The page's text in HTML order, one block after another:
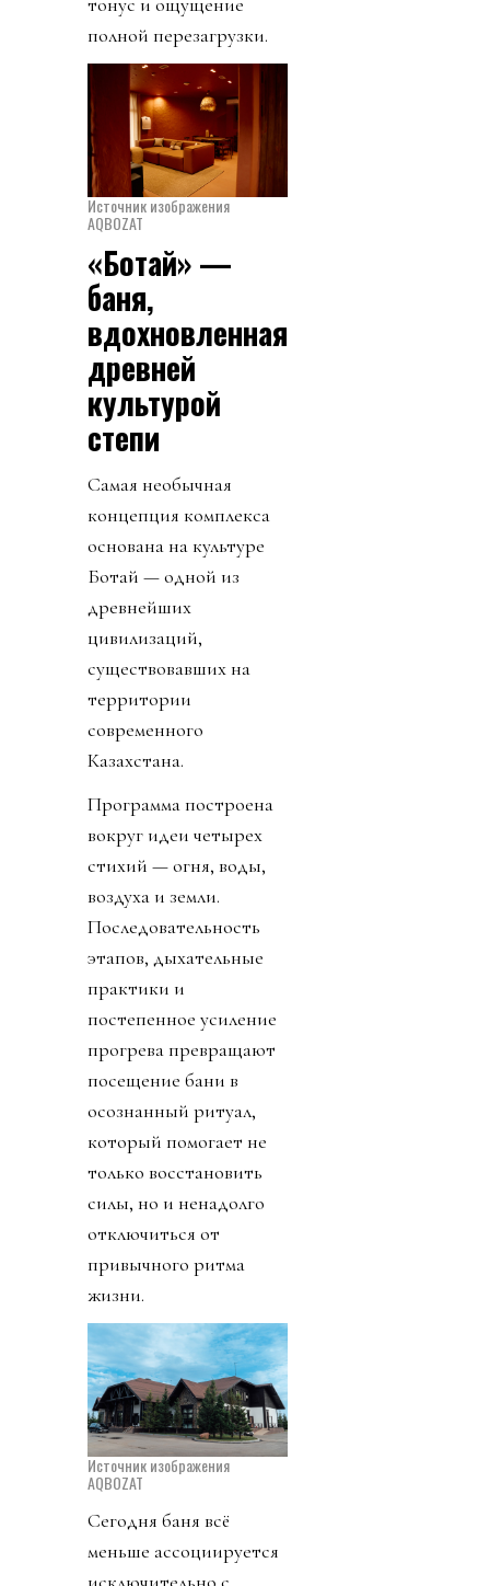
полной перезагрузки.
Источник изображения
AQBOZAT
«Ботай» —
баня,
вдохновленная
древней
культурой
степи
Самая необычная
концепция комплекса
основана на культуре
Ботай — одной из
древнейших
цивилизаций,
существовавших на
территории
современного
Казахстана.
Программа построена
вокруг идеи четырех
стихий — огня, воды,
воздуха и земли.
Последовательность
этапов, дыхательные
практики и
постепенное усиление
прогрева превращают
посещение бани в
осознанный ритуал,
который помогает не
только восстановить
силы, но и ненадолго
отключиться от
привычного ритма
жизни.
Источник изображения
AQBOZAT
Сегодня баня всё
меньше ассоциируется